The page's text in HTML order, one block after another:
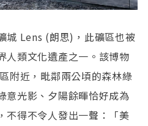
城 Lens (朗思)，此礦區也被
人類文化遺產之一。該博物
附近，毗鄰兩公頃的森林綠
意光影、夕陽餘暉恰好成為
不得不令人發出一聲：「美